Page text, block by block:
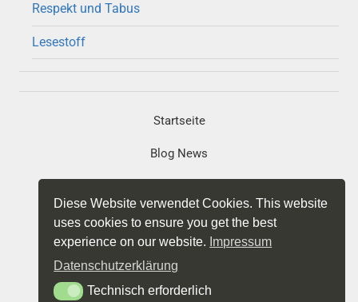
Respekt und Tabus
Lesestoff
Startseite
Blog News
Projekte
Datenschutz
Diese Website verwendet Cookies. This website
uses cookies to ensure you get the best
experience on our website. Impressum
Datenschutzerklärung
Technisch erforderlich
Technisch erforderlich